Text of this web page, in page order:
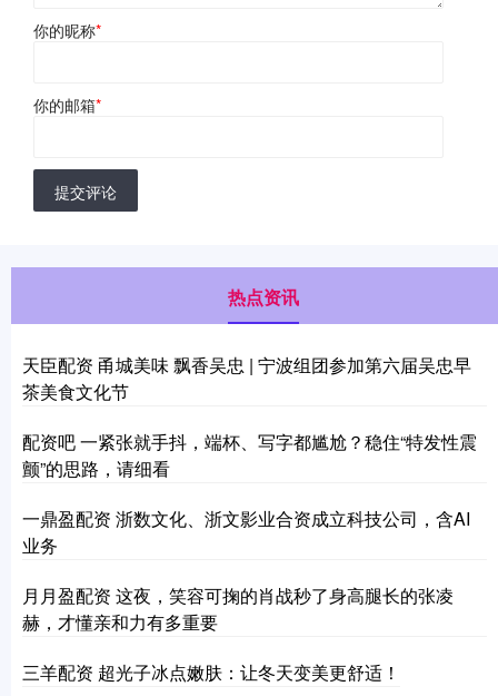
你的昵称*
你的邮箱*
提交评论
热点资讯
天臣配资 甬城美味 飘香吴忠 | 宁波组团参加第六届吴忠早
茶美食文化节
配资吧 一紧张就手抖，端杯、写字都尴尬？稳住“特发性震
颤”的思路，请细看
一鼎盈配资 浙数文化、浙文影业合资成立科技公司，含AI
业务
月月盈配资 这夜，笑容可掬的肖战秒了身高腿长的张凌
赫，才懂亲和力有多重要
三羊配资 超光子冰点嫩肤：让冬天变美更舒适！